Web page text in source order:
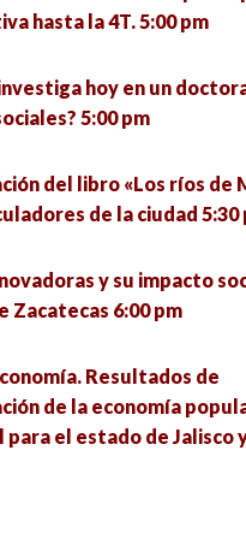
hasta la 4T. 5:00 pm
hoy en un
5:00 pm
del libro «Los ríos de
de la ciudad 5:30
y su impacto
Zacatecas 6:00 pm
Resultados de
de la economía
para el estado de Jalisco